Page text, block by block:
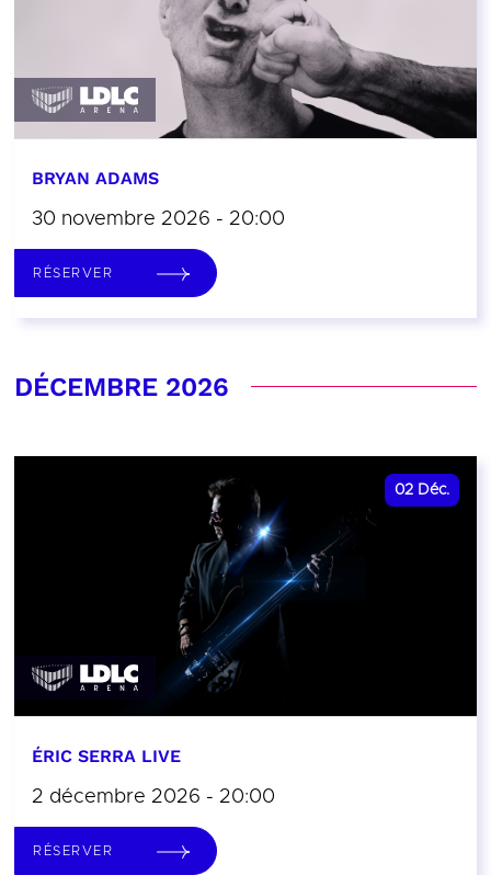
BRYAN ADAMS
30 novembre 2026 - 20:00
RÉSERVER
DÉCEMBRE 2026
02 Déc.
ÉRIC SERRA LIVE
2 décembre 2026 - 20:00
RÉSERVER